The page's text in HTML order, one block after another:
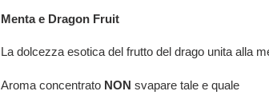
nel
Menta e Dragon Fruit
La dolcezza esotica del frutto del drago unita alla
Aroma concentrato NON svapare tale e quale